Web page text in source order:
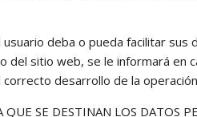
usuario deba o pueda facilitar
del sitio web, se le informará en
desarrollo de la
SE DESTINAN LOS DATOS